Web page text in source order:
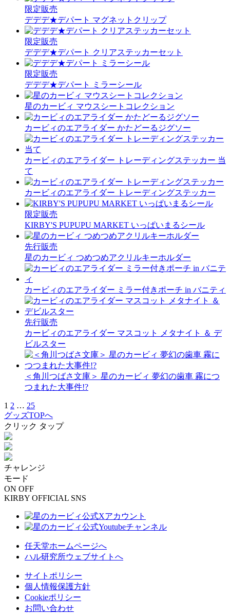
限定販売
デデデ★デパート マグネットクリップ
限定販売
デデデ★デパート クリアステッカーセット
限定販売
デデデ★デパート ミラーシール
星のカービィ マウスシートコレクション
カービィのエアライダー かたどーるジグソー
カービィのエアライダー トレーディングステッカー 当
て
カービィのエアライダー トレーディングステッカー
限定販売
KIRBY'S PUPUPU MARKET いっぱいまるシール
先行販売
星のカービィ つめつめアクリルキーホルダー
カービィのエアライダー ミラー付きポーチ in バニティ
先行販売
カービィのエアライダー マスコット メタナイト ＆ デ
ビルスター
＜角川つばさ文庫＞ 星のカービィ 夢幻の歯車 霧につ
つまれた大事件!?
1 2 … 25
グッズTOPへ
クリック タップ
チャレンジ
モード
ON OFF
KIRBY OFFICIAL SNS
任天堂ホームページへ
ハル研究所ウェブサイトへ
サイトポリシー
個人情報保護方針
Cookieポリシー
お問い合わせ